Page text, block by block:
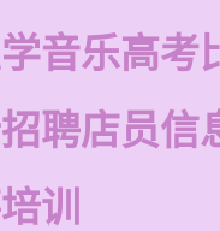
音乐高考
聘店员信
训